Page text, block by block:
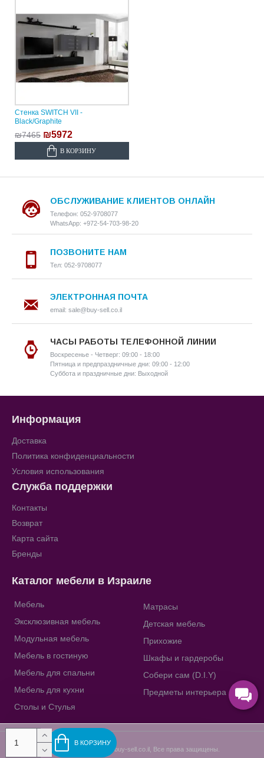
В КОРЗИНУ
Стенка SWITCH VII -
Black/Graphite
₪7465 ₪5972
В КОРЗИНУ
ОБСЛУЖИВАНИЕ КЛИЕНТОВ ОНЛАЙН
Телефон: 052-9708077
WhatsApp: +972-54-703-98-20
ПОЗВОНИТЕ НАМ
Тел: 052-9708077
ЭЛЕКТРОННАЯ ПОЧТА
email: sale@buy-sell.co.il
ЧАСЫ РАБОТЫ ТЕЛЕФОННОЙ ЛИНИИ
Воскресенье - Четверг: 09:00 - 18:00
Пятница и предпраздничные дни: 09:00 - 12:00
Суббота и праздничные дни: Выходной
Информация
Доставка
Политика конфиденциальности
Условия использования
Служба поддержки
Контакты
Возврат
Карта сайта
Бренды
Каталог мебели в Израиле
Мебель
Эксклюзивная мебель
Модульная мебель
Мебель в гостиную
Мебель для спальни
Мебель для кухни
Столы и Стулья
Матрасы
Детская мебель
Прихожие
Шкафы и гардеробы
Собери сам (D.I.Y)
Предметы интерьера
Copyright © 2009-2023, buy-sell.co.il, Все права защищены.